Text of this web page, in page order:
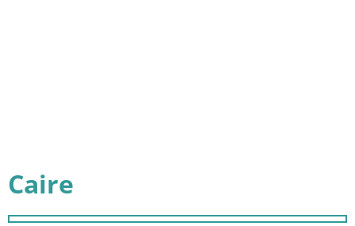
Caire